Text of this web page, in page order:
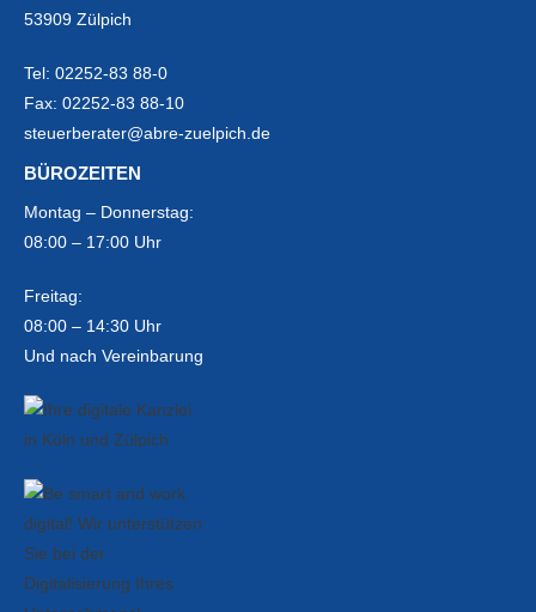
53909 Zülpich
Tel: 02252-83 88-0
Fax: 02252-83 88-10
steuerberater@abre-zuelpich.de
BÜROZEITEN
Montag – Donnerstag:
08:00 – 17:00 Uhr
Freitag:
08:00 – 14:30 Uhr
Und nach Vereinbarung